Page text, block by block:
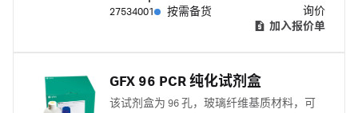
27534001
按需备货
询价
加入报价单
GFX 96 PCR 纯化试剂盒
该试剂盒为 96 孔，玻璃纤维基质材料，可